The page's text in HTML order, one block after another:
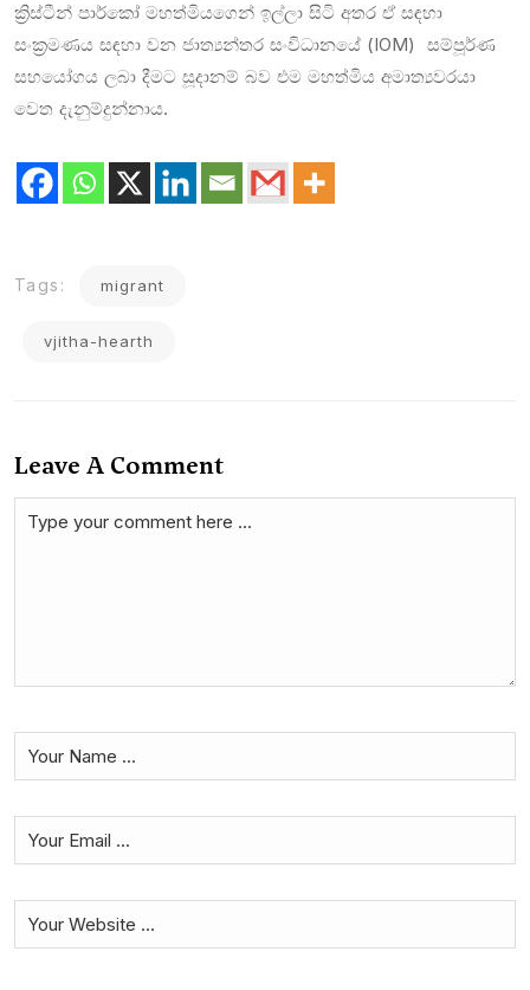
ක්‍රිස්ටීන් පාර්කෝ මහත්මියගෙන් ඉල්ලා සිටි අතර ඒ සඳහා
සංක්‍රමණය සඳහා වන ජාත්‍යන්තර සංවිධානයේ (IOM) සම්පූර්ණ
සහයෝගය ලබා දීමට සූදානම් බව එම මහත්මිය අමාත්‍යවරයා
වෙත දැනුම්දුන්නාය.
Tags: migrant
vjitha-hearth
Leave A Comment